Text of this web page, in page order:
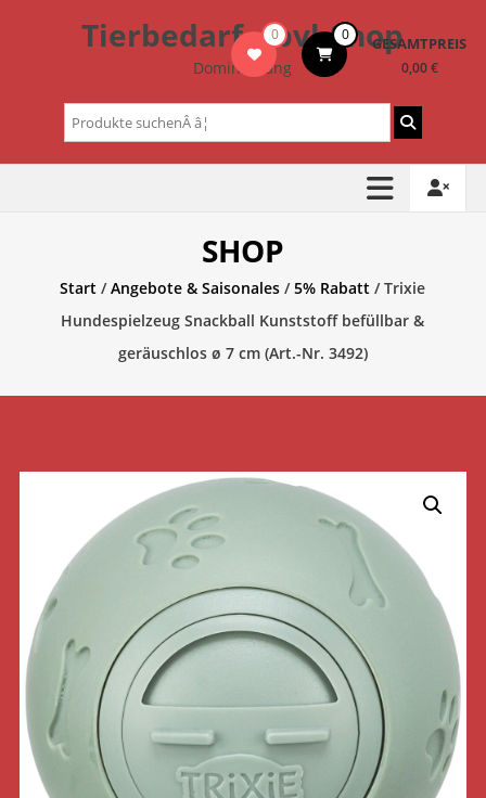
Tierbedarf – bvl-Shop
Dominik Lang
0 0 GESAMTPREIS
0,00 €
Suchen
nach:
SHOP
Start /Angebote & Saisonales /5% Rabatt / Trixie
Hundespielzeug Snackball Kunststoff befüllbar &
geräuschlos ø 7 cm (Art.-Nr. 3492)